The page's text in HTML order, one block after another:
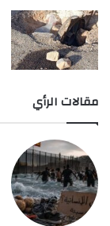
مقالات الرأي